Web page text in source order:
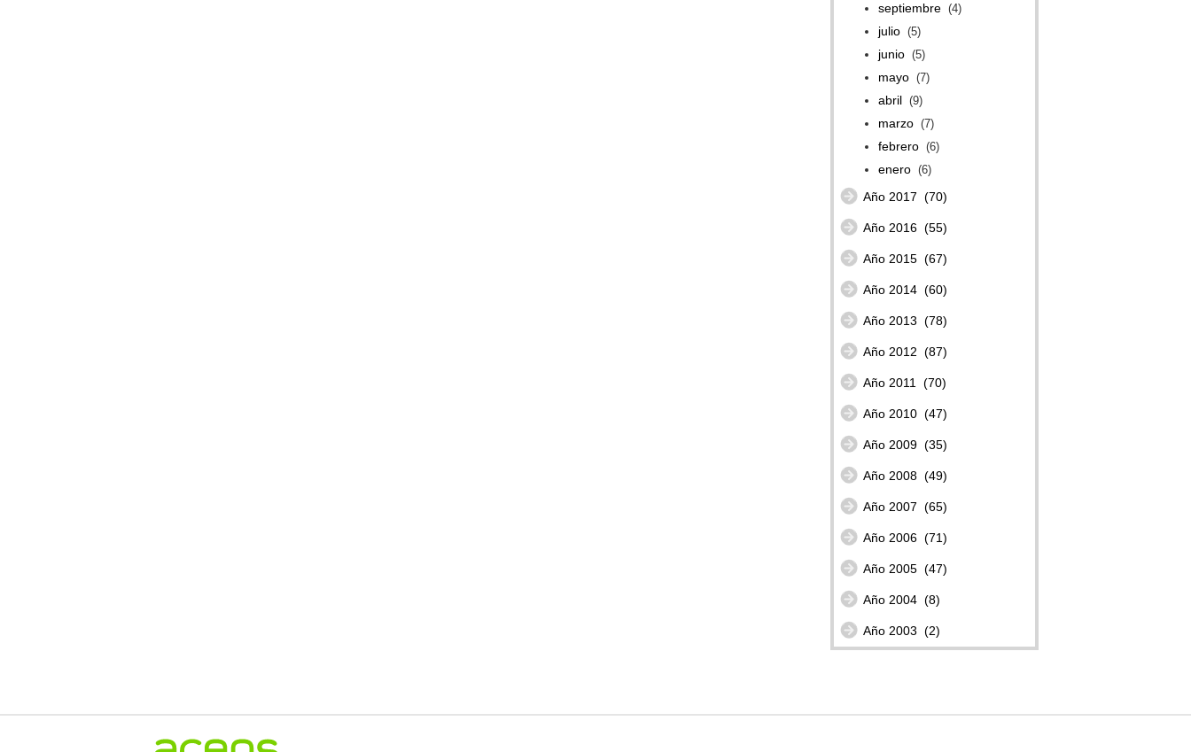
septiembre (4)
julio (5)
junio (5)
mayo (7)
abril (9)
marzo (7)
febrero (6)
enero (6)
Año 2017 (70)
Año 2016 (55)
Año 2015 (67)
Año 2014 (60)
Año 2013 (78)
Año 2012 (87)
Año 2011 (70)
Año 2010 (47)
Año 2009 (35)
Año 2008 (49)
Año 2007 (65)
Año 2006 (71)
Año 2005 (47)
Año 2004 (8)
Año 2003 (2)